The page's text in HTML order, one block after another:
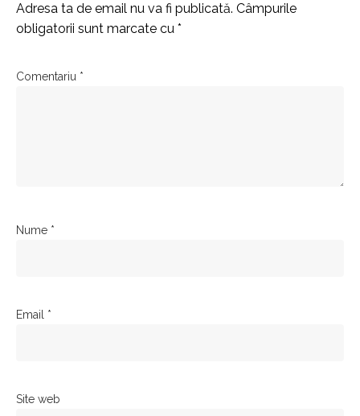
Adresa ta de email nu va fi publicată. Câmpurile
obligatorii sunt marcate cu *
Comentariu *
Nume *
Email *
Site web